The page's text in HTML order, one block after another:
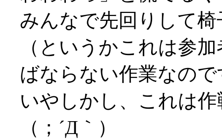
みんなで先回りして
（というかこれは参
ばならない作業なので
いやしかし、これは
（；´Д｀）